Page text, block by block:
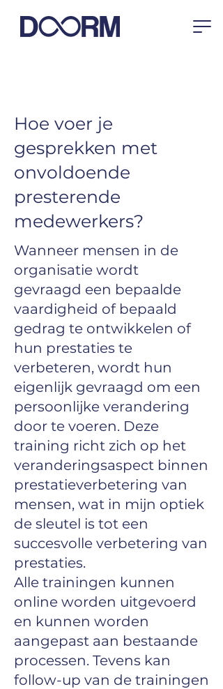
Hoe voer je
gesprekken met
onvoldoende
presterende
medewerkers?
Wanneer mensen in de
organisatie wordt
gevraagd een bepaalde
vaardigheid of bepaald
gedrag te ontwikkelen of
hun prestaties te
verbeteren, wordt hun
eigenlijk gevraagd om een
persoonlijke verandering
door te voeren. Deze
training richt zich op het
veranderingsaspect binnen
prestatieverbetering van
mensen, wat in mijn optiek
de sleutel is tot een
succesvolle verbetering van
prestaties.
Alle trainingen kunnen
online worden uitgevoerd
en kunnen worden
aangepast aan bestaande
processen. Tevens kan
follow-up van de trainingen